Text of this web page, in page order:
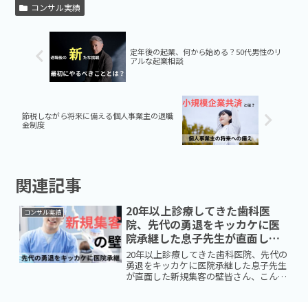
コンサル実績
定年後の起業、何から始める？50代男性のリ
アルな起業相談
節税しながら将来に備える個人事業主の退職
金制度
関連記事
コンサル実績
20年以上診療してきた歯科医
院、先代の勇退をキッカケに医
院承継した息子先生が直面した
新規集客の壁
20年以上診療してきた歯科医院、先代の
勇退をキッカケに医院承継した息子先生
が直面した新規集客の壁皆さん、こんに